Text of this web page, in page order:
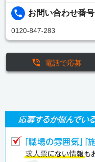
お問い合わせ番号
0120-847-283
電話で応募